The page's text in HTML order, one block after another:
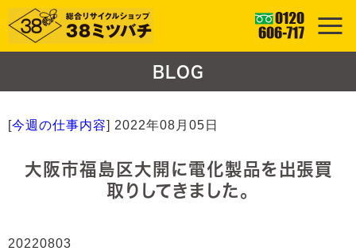
BLOG
[今週の仕事内容] 2022年08月05日
大阪市福島区大開に電化製品を出張買
取りしてきました。
20220803